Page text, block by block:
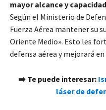
mayor alcance y
Según el Ministerio de
Fuerza Aérea mantener su
Oriente Medio». Esto les
defensa aérea y mejorará
➡️ Te puede interesar:
láser de